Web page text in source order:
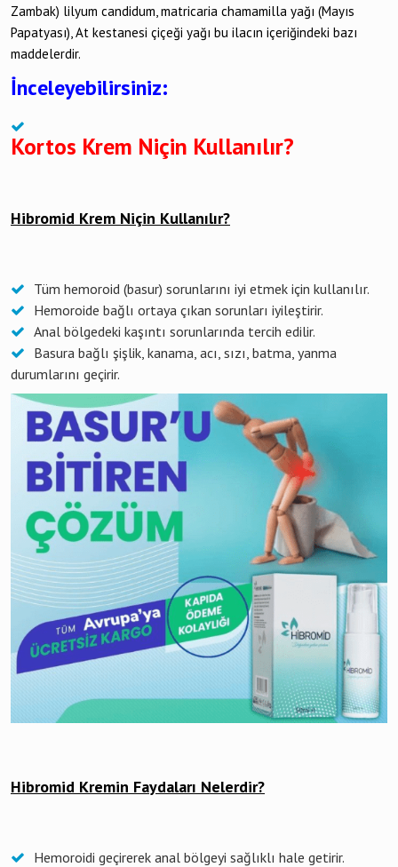
Zambak) lilyum candidum, matricaria chamamilla yağı (Mayıs
Papatyası), At kestanesi çiçeği yağı bu ilacın içeriğindeki bazı
maddelerdir.
İnceleyebilirsiniz:
Kortos Krem Niçin Kullanılır?
Hibromid Krem Niçin Kullanılır?
Tüm hemoroid (basur) sorunlarını iyi etmek için kullanılır.
Hemoroide bağlı ortaya çıkan sorunları iyileştirir.
Anal bölgedeki kaşıntı sorunlarında tercih edilir.
Basura bağlı şişlik, kanama, acı, sızı, batma, yanma
durumlarını geçirir.
Hibromid Kremin Faydaları Nelerdir?
Hemoroidi geçirerek anal bölgeyi sağlıklı hale getirir.